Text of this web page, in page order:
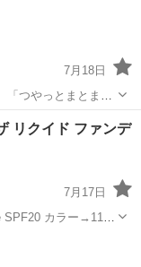
7月18日
つやっとまとまる
い使ってみました
オイル
リクイド ファンデ
7月17日
カラー→110